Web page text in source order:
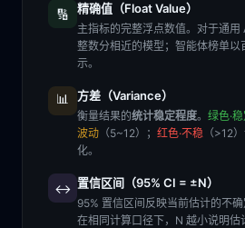
🔢 精确值（Float Value）
主指标的完整浮点数值。对于通
整数分相近的模型；智能体榜单以
示。
📊 方差（Variance）
衡量结果的统计稳定程度。 绿色·
波动 （5~12）； 红色·不稳 （>12
化。
↔️ 置信区间（95% CI = ±N）
95% 置信区间反映当前估计的不
在相同计算口径下，N 越小说明估